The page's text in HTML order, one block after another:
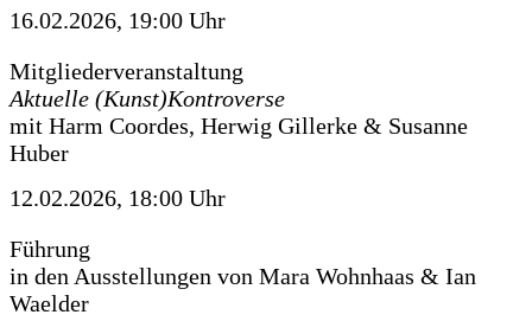
16.02.2026, 19:00 Uhr
Mitgliederveranstaltung
Aktuelle (Kunst)Kontroverse
mit Harm Coordes, Herwig Gillerke & Susanne
Huber
12.02.2026, 18:00 Uhr
Führung
in den Ausstellungen von Mara Wohnhaas & Ian
Waelder